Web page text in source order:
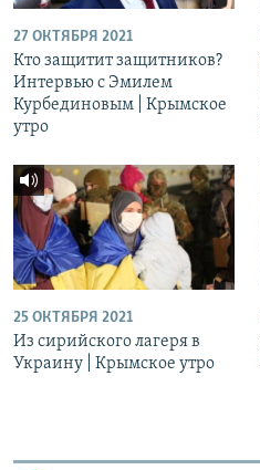
27 ОКТЯБРЯ 2021
Кто защитит защитников?
Интервью с Эмилем
Курбединовым | Крымское
утро
25 ОКТЯБРЯ 2021
Из сирийского лагеря в
Украину | Крымское утро